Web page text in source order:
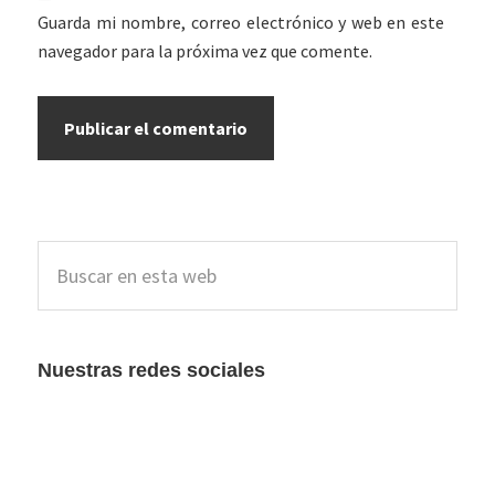
Guarda mi nombre, correo electrónico y web en este
navegador para la próxima vez que comente.
Barra
lateral
esta
Nuestras redes sociales